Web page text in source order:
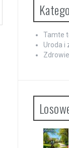
Tamte
Uroda i
Zdrowie